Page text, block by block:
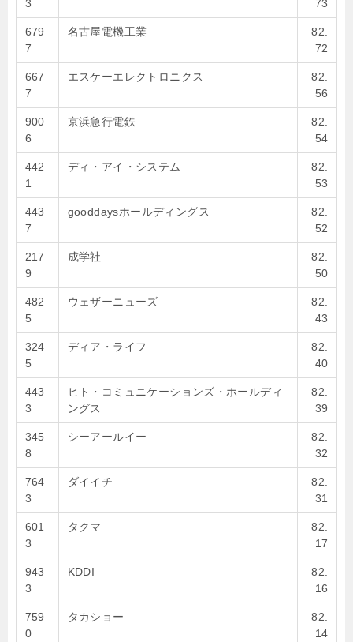
3 73
679
7
名古屋電機工業
82.
72
667
7
エスケーエレクトロニクス
82.
56
900
6
京浜急行電鉄
82.
54
442
1
ディ・アイ・システム
82.
53
443
7
gooddaysホールディングス
82.
52
217
9
成学社
82.
50
482
5
ウェザーニューズ
82.
43
324
5
ディア・ライフ
82.
40
443
3
ヒト・コミュニケーションズ・ホールディ
ングス
82.
39
345
8
シーアールイー
82.
32
764
3
ダイイチ
82.
31
601
3
タクマ
82.
17
943
3
KDDI
82.
16
759
0
タカショー
82.
14